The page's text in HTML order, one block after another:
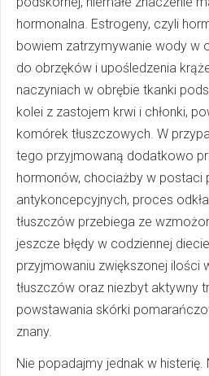
hormonalna. Estrogeny, czyli
bowiem zatrzymywanie wody w
do obrzęków i upośledzenia
naczyniach w obrębie tkanki
kolei z zastojem krwi i chłonki,
komórek tłuszczowych. W
tego przyjmowaną dodatkowo
hormonów, chociażby w postaci
antykoncepcyjnych, proces
tłuszczów przebiega ze
jeszcze błędy w codziennej
przyjmowaniu zwiększonej ilości
tłuszczów oraz niezbyt aktywny
powstawania skórki
znany.
Nie popadajmy jednak w histerię.